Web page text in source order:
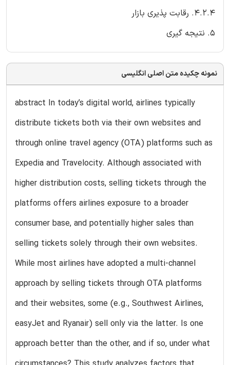
4.2.4. رقابت پذیری بازار
5. نتیجه گیری
نمونه چکیده متن اصلی انگلیسی
abstract In today’s digital world, airlines typically
distribute tickets both via their own websites and
through online travel agency (OTA) platforms such as
Expedia and Travelocity. Although associated with
higher distribution costs, selling tickets through the
platforms offers airlines exposure to a broader
consumer base, and potentially higher sales than
selling tickets solely through their own websites.
While most airlines have adopted a multi-channel
approach by selling tickets through OTA platforms
and their websites, some (e.g., Southwest Airlines,
easyJet and Ryanair) sell only via the latter. Is one
approach better than the other, and if so, under what